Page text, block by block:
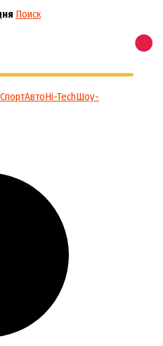
Поиск
СпортАвтоHi-TechШоу-